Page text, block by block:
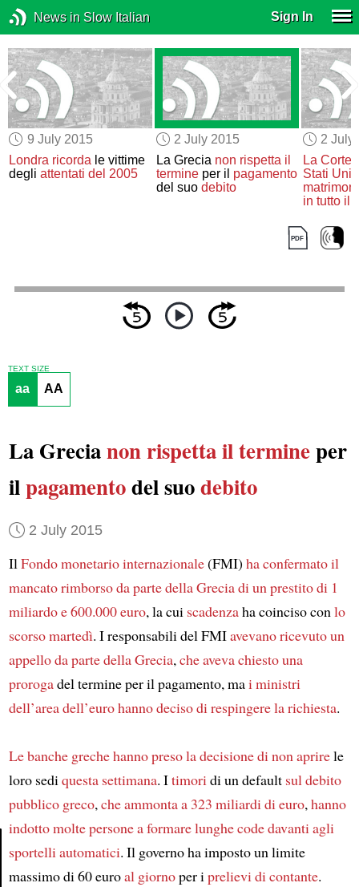
News in Slow Italian Sign In
9 July 2015
Londra ricorda le vittime
degliattentati del 2005
2 July 2015
La Grecia non rispetta il
termineper il pagamento
del suo debito
2 July
La Corte
Stati Uniti
in tutto il
Article
TEXT SIZE
aa AA
La Grecianon rispetta il termineper
ilpagamentodel suodebito
2 July 2015
IlFondo monetario internazionale(FMI) ha confermatoil
mancato rimborso da parte della Grecia di un prestito di 1
miliardo e 600.000 euro, la cui scadenzaha coinciso conlo
scorso martedì. I responsabili del FMIavevano ricevutoun
appello da parte della Grecia,che aveva chiesto una
prorogadel termine per il pagamento, mai ministri
dell’area dell’eurohanno deciso di respingere la richiesta.
Le banche grechehanno preso la decisionedi non aprirele
loro sediquesta settimana. Itimoridi un default sul debito
pubblico greco,che ammonta a 323 miliardi di euro,hanno
indotto molte personea formare lunghe code davanti agli
sportelli automatici. Il governo ha imposto un limite
massimo di 60 euroal giornoper iprelievi di contante.